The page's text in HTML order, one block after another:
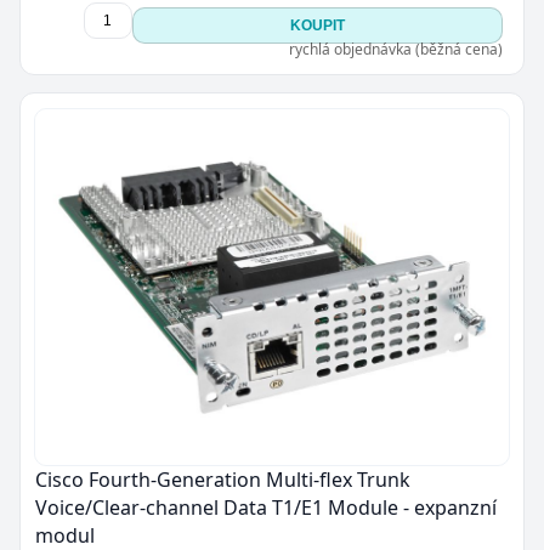
KOUPIT
rychlá objednávka (běžná cena)
Cisco Fourth-Generation Multi-flex Trunk
Voice/Clear-channel Data T1/E1 Module - expanzní
modul